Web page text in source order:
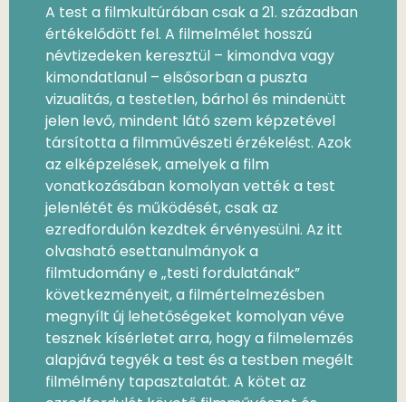
A test a filmkultúrában csak a 21. században
értékelődött fel. A filmelmélet hosszú
névtizedeken keresztül – kimondva vagy
kimondatlanul – elsősorban a puszta
vizualitás, a testetlen, bárhol és mindenütt
jelen levő, mindent látó szem képzetével
társította a filmművészeti érzékelést. Azok
az elképzelések, amelyek a film
vonatkozásában komolyan vették a test
jelenlétét és működését, csak az
ezredfordulón kezdtek érvényesülni. Az itt
olvasható esettanulmányok a
filmtudomány e „testi fordulatának”
következményeit, a filmértelmezésben
megnyílt új lehetőségeket komolyan véve
tesznek kísérletet arra, hogy a filmelemzés
alapjává tegyék a test és a testben megélt
filmélmény tapasztalatát. A kötet az